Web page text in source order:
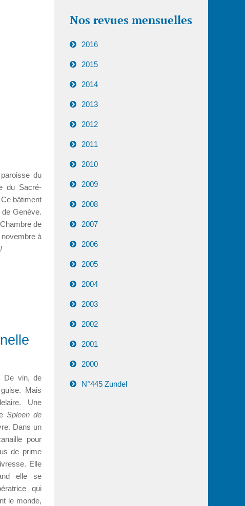
du
du Sacré-
bâtiment
Genève.
de
à
De vin, de
Mais
Une
Spleen de
Dans un
pour
de prime
Elle
elle se
qui
le monde,
Nos revues mensuelles
2016
2015
2014
2013
2012
2011
2010
2009
2008
2007
2006
2005
2004
2003
2002
2001
2000
N°445 Zundel